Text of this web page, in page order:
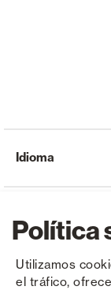
Política
Utilizamos
el tráfico,
Copyright © Saxun 2023
Idioma